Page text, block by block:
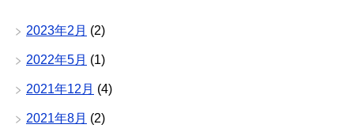
2023年2月 (2)
2022年5月 (1)
2021年12月 (4)
2021年8月 (2)